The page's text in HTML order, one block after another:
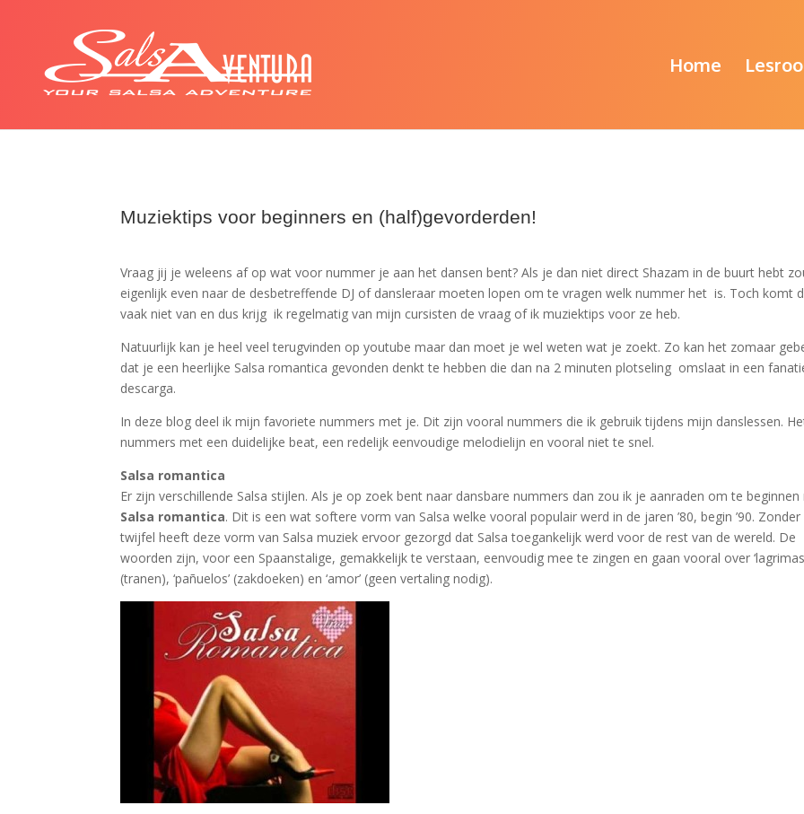
Home
Muziektips voor beginners en (half)gevorderden!
Vraag jij je weleens af op wat voor nummer je aan het dansen bent? Als je dan niet direct Shazam in de buurt hebt
eigenlijk even naar de desbetreffende DJ of dansleraar moeten lopen om te vragen welk nummer het is. Toch komt
vaak niet van en dus krijg ik regelmatig van mijn cursisten de vraag of ik muziektips voor ze heb.
Natuurlijk kan je heel veel terugvinden op youtube maar dan moet je wel weten wat je zoekt. Zo kan het zomaar
dat je een heerlijke Salsa romantica gevonden denkt te hebben die dan na 2 minuten plotseling omslaat in een
descarga.
In deze blog deel ik mijn favoriete nummers met je. Dit zijn vooral nummers die ik gebruik tijdens mijn danslessen.
nummers met een duidelijke beat, een redelijk eenvoudige melodielijn en vooral niet te snel.
Salsa romantica
Er zijn verschillende Salsa stijlen. Als je op zoek bent naar dansbare nummers dan zou ik je aanraden om te
Salsa romantica. Dit is een wat softere vorm van Salsa welke vooral populair werd in de jaren ’80, begin ’90.
twijfel heeft deze vorm van Salsa muziek ervoor gezorgd dat Salsa toegankelijk werd voor de rest van de wereld. De
woorden zijn, voor een Spaanstalige, gemakkelijk te verstaan, eenvoudig mee te zingen en gaan vooral over
(tranen), ‘pañuelos’ (zakdoeken) en ‘amor’ (geen vertaling nodig).